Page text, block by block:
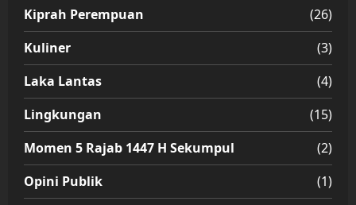
Kiprah Perempuan
(26)
Kuliner
(3)
Laka Lantas
(4)
Lingkungan
(15)
Momen 5 Rajab 1447 H Sekumpul
(2)
Opini Publik
(1)